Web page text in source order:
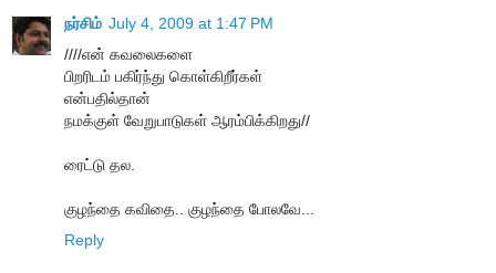
நர்சிம் July 4, 2009 at 1:47 PM
////என் கவலைகளை
பிறரிடம் பகிர்ந்து கொள்கிறீர்கள்
என்பதில்தான்
நமக்குள் வேறுபாடுகள் ஆரம்பிக்கிறது//
ரைட்டு தல.
குழந்தை கவிதை.. குழந்தை போலவே...
Reply